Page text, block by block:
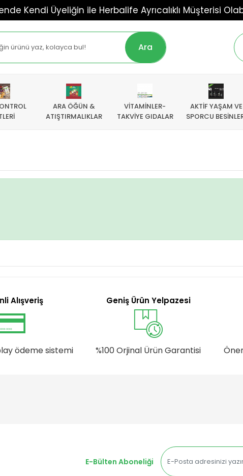
Kendi Üyeliğin ile Herbalife Ayrıcalıklı Müşterisi
Ara
ARA ÖĞÜN &
ATIŞTIRMALIKLAR
VİTAMİNLER-
TAKVİYE GIDALAR
AKTİF YAŞAM VE
SPORCU
Alışveriş
ödeme sistemi
Geniş Ürün Yelpazesi
%100 Orjinal Ürün Garantisi
E-Bülten Aboneliği